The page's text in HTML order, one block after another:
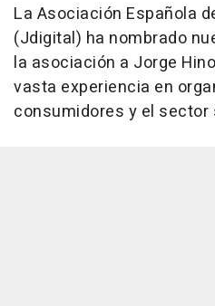
La Asociación Española
(Jdigital) ha nombrado
la asociación a Jorge
vasta experiencia en
consumidores y el sector